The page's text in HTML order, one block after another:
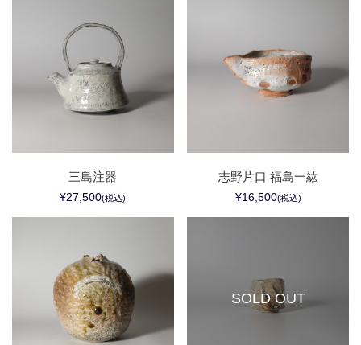
三島注器
¥27,500(税込)
志野片口 福島一紘
¥16,500(税込)
SOLD OUT